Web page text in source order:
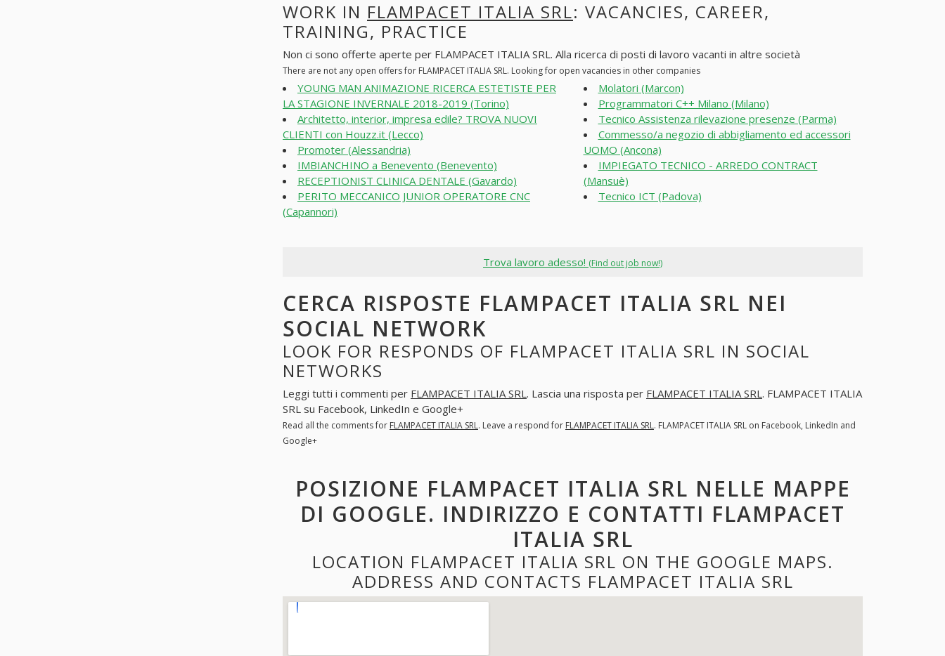
WORK IN FLAMPACET ITALIA SRL: VACANCIES, CAREER,
TRAINING, PRACTICE
Non ci sono offerte aperte per FLAMPACET ITALIA SRL. Alla ricerca di posti di lavoro vacanti in altre società
There are not any open offers for FLAMPACET ITALIA SRL. Looking for open vacancies in other companies
YOUNG MAN ANIMAZIONE RICERCA ESTETISTE PER
LA STAGIONE INVERNALE 2018-2019 (Torino)
Architetto, interior, impresa edile? TROVA NUOVI
CLIENTI con Houzz.it (Lecco)
Promoter (Alessandria)
IMBIANCHINO a Benevento (Benevento)
RECEPTIONIST CLINICA DENTALE (Gavardo)
PERITO MECCANICO JUNIOR OPERATORE CNC
(Capannori)
Molatori (Marcon)
Programmatori C++ Milano (Milano)
Tecnico Assistenza rilevazione presenze (Parma)
Commesso/a negozio di abbigliamento ed accessori
UOMO (Ancona)
IMPIEGATO TECNICO - ARREDO CONTRACT
(Mansuè)
Tecnico ICT (Padova)
Trova lavoro adesso! (Find out job now!)
CERCA RISPOSTE FLAMPACET ITALIA SRL NEI
SOCIAL NETWORK
LOOK FOR RESPONDS OF FLAMPACET ITALIA SRL IN SOCIAL
NETWORKS
Leggi tutti i commenti per FLAMPACET ITALIA SRL. Lascia una risposta per FLAMPACET ITALIA SRL. FLAMPACET ITALIA
SRL su Facebook, LinkedIn e Google+
Read all the comments for FLAMPACET ITALIA SRL. Leave a respond for FLAMPACET ITALIA SRL. FLAMPACET ITALIA SRL on Facebook, LinkedIn and
Google+
POSIZIONE FLAMPACET ITALIA SRL NELLE MAPPE
DI GOOGLE. INDIRIZZO E CONTATTI FLAMPACET
ITALIA SRL
LOCATION FLAMPACET ITALIA SRL ON THE GOOGLE MAPS.
ADDRESS AND CONTACTS FLAMPACET ITALIA SRL